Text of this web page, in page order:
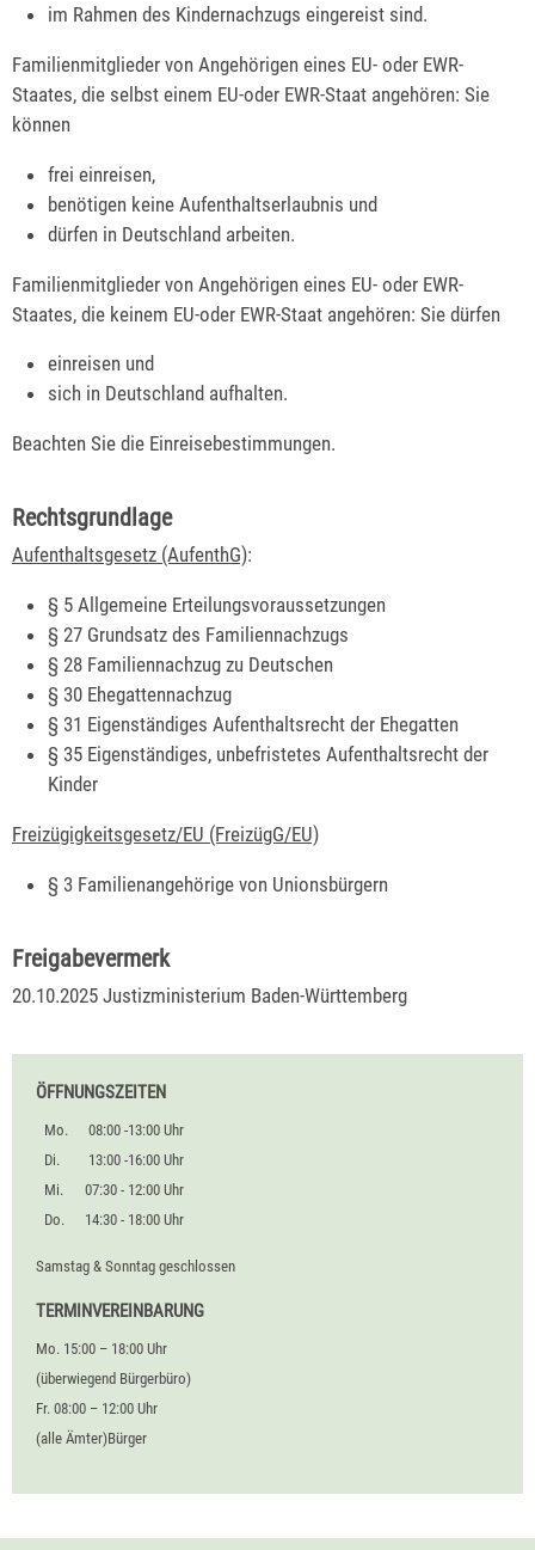
im Rahmen des Kindernachzugs eingereist sind.
Familienmitglieder von Angehörigen eines EU- oder EWR-
Staates, die selbst einem EU-oder EWR-Staat angehören: Sie
können
frei einreisen,
benötigen keine Aufenthaltserlaubnis und
dürfen in Deutschland arbeiten.
Familienmitglieder von Angehörigen eines EU- oder EWR-
Staates, die keinem EU-oder EWR-Staat angehören: Sie dürfen
einreisen und
sich in Deutschland aufhalten.
Beachten Sie die Einreisebestimmungen.
Rechtsgrundlage
Aufenthaltsgesetz (AufenthG):
§ 5 Allgemeine Erteilungsvoraussetzungen
§ 27 Grundsatz des Familiennachzugs
§ 28 Familiennachzug zu Deutschen
§ 30 Ehegattennachzug
§ 31 Eigenständiges Aufenthaltsrecht der Ehegatten
§ 35 Eigenständiges, unbefristetes Aufenthaltsrecht der
Kinder
Freizügigkeitsgesetz/EU (FreizügG/EU)
§ 3 Familienangehörige von Unionsbürgern
Freigabevermerk
20.10.2025 Justizministerium Baden-Württemberg
ÖFFNUNGSZEITEN
Mo.
08:00 -13:00 Uhr
Di.
13:00 -16:00 Uhr
Mi.
07:30 - 12:00 Uhr
Do.
14:30 - 18:00 Uhr
Samstag & Sonntag geschlossen
TERMINVEREINBARUNG
Mo. 15:00 – 18:00 Uhr
(überwiegend Bürgerbüro)
Fr. 08:00 – 12:00 Uhr
(alle Ämter)Bürger